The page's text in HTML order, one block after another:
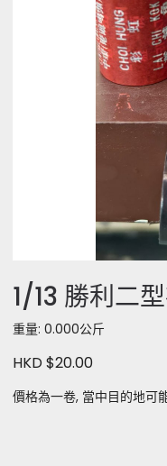
1/13 勝利二
重量: 0.000公斤
HKD $20.00
價格為一卷, 當中目的地可